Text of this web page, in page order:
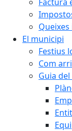
El municipi
Festius
Com
Guia